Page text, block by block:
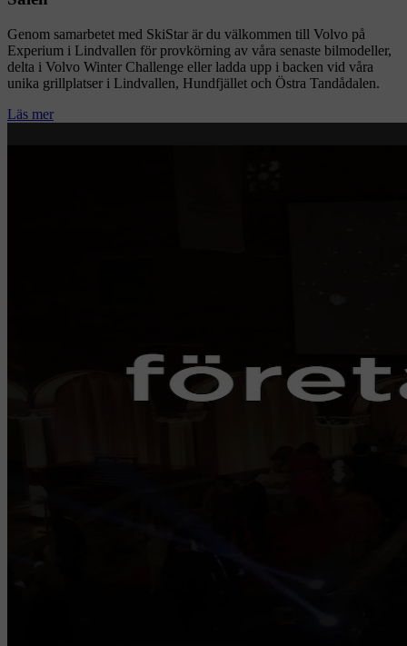
Genom samarbetet med SkiStar är du välkommen till Volvo på
Experium i Lindvallen för provkörning av våra senaste bilmodeller,
delta i Volvo Winter Challenge eller ladda upp i backen vid våra
unika grillplatser i Lindvallen, Hundfjället och Östra Tandådalen.
Läs mer